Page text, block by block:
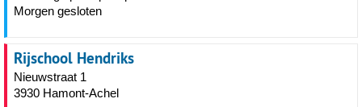
Morgen gesloten
Rijschool Hendriks
Nieuwstraat 1
3930 Hamont-Achel